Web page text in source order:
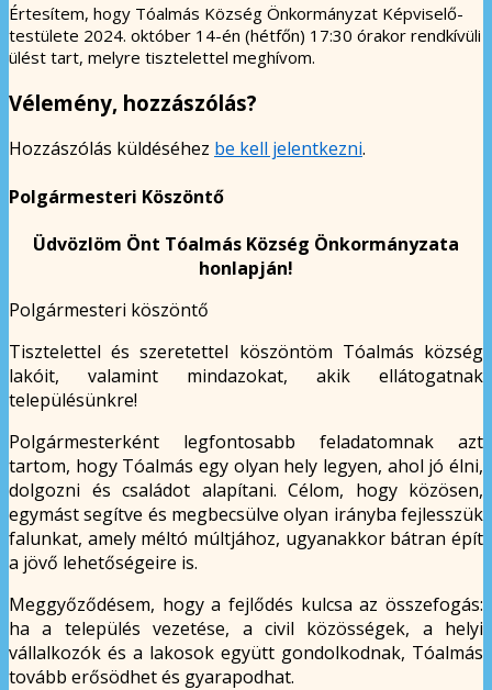
Értesítem, hogy Tóalmás Község Önkormányzat Képviselő-
testülete 2024. október 14-én (hétfőn) 17:30 órakor rendkívüli
ülést tart, melyre tisztelettel meghívom.
Vélemény, hozzászólás?
Hozzászólás küldéséhez be kell jelentkezni.
Polgármesteri Köszöntő
Üdvözlöm Önt Tóalmás Község Önkormányzata
honlapján!
Polgármesteri köszöntő
Tisztelettel és szeretettel köszöntöm Tóalmás község
lakóit, valamint mindazokat, akik ellátogatnak
településünkre!
Polgármesterként legfontosabb feladatomnak azt
tartom, hogy Tóalmás egy olyan hely legyen, ahol jó élni,
dolgozni és családot alapítani. Célom, hogy közösen,
egymást segítve és megbecsülve olyan irányba fejlesszük
falunkat, amely méltó múltjához, ugyanakkor bátran épít
a jövő lehetőségeire is.
Meggyőződésem, hogy a fejlődés kulcsa az összefogás:
ha a település vezetése, a civil közösségek, a helyi
vállalkozók és a lakosok együtt gondolkodnak, Tóalmás
tovább erősödhet és gyarapodhat.